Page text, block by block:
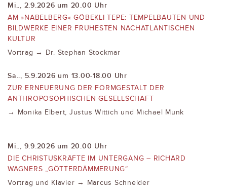
Mi.., 2.9.2026 um 20.00 Uhr
AM »NABELBERG« GÖBEKLI TEPE: TEMPELBAUTEN UND
BILDWERKE EINER FRÜHESTEN NACHATLANTISCHEN
KULTUR
Vortrag → Dr. Stephan Stockmar
Sa.., 5.9.2026 um 13.00-18.00 Uhr
ZUR ERNEUERUNG DER FORMGESTALT DER
ANTHROPOSOPHISCHEN GESELLSCHAFT
→ Monika Elbert, Justus Wittich und Michael Munk
Mi.., 9.9.2026 um 20.00 Uhr
DIE CHRISTUSKRÄFTE IM UNTERGANG – RICHARD
WAGNERS „GÖTTERDÄMMERUNG“
Vortrag und Klavier → Marcus Schneider